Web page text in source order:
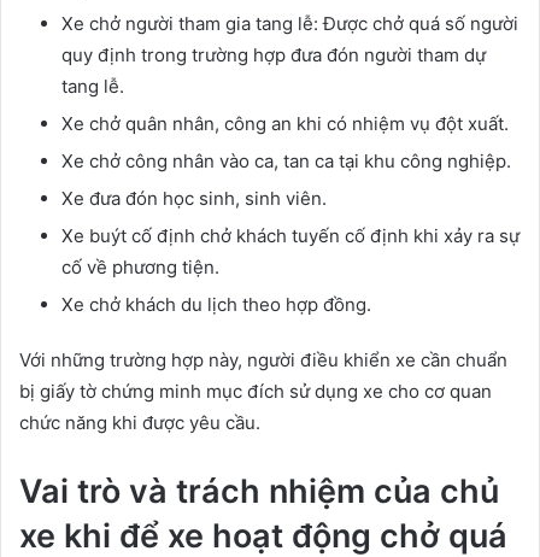
Xe chở người tham gia tang lễ: Được chở quá số người
quy định trong trường hợp đưa đón người tham dự
tang lễ.
Xe chở quân nhân, công an khi có nhiệm vụ đột xuất.
Xe chở công nhân vào ca, tan ca tại khu công nghiệp.
Xe đưa đón học sinh, sinh viên.
Xe buýt cố định chở khách tuyến cố định khi xảy ra sự
cố về phương tiện.
Xe chở khách du lịch theo hợp đồng.
Với những trường hợp này, người điều khiển xe cần chuẩn
bị giấy tờ chứng minh mục đích sử dụng xe cho cơ quan
chức năng khi được yêu cầu.
Vai trò và trách nhiệm của chủ
xe khi để xe hoạt động chở quá